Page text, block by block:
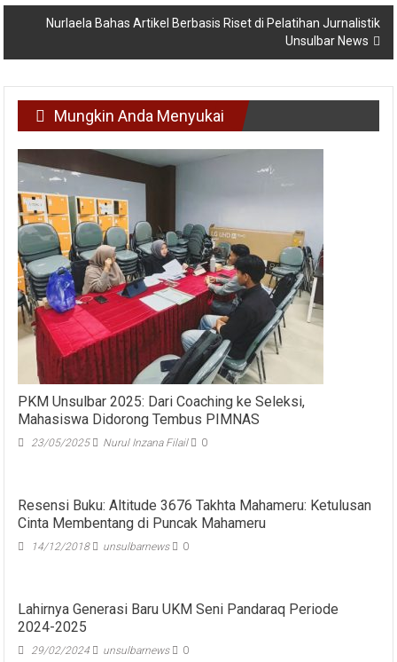
Nurlaela Bahas Artikel Berbasis Riset di Pelatihan Jurnalistik
Unsulbar News
Mungkin Anda Menyukai
PKM Unsulbar 2025: Dari Coaching ke Seleksi,
Mahasiswa Didorong Tembus PIMNAS
23/05/2025 Nurul Inzana Filail 0
Resensi Buku: Altitude 3676 Takhta Mahameru: Ketulusan
Cinta Membentang di Puncak Mahameru
14/12/2018 unsulbarnews 0
Lahirnya Generasi Baru UKM Seni Pandaraq Periode
2024-2025
29/02/2024 unsulbarnews 0